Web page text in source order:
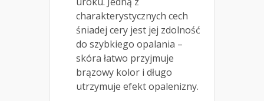
charakterystycznych cech
śniadej cery jest jej zdolność
do szybkiego opalania –
skóra łatwo przyjmuje
brązowy kolor i długo
utrzymuje efekt opalenizny.